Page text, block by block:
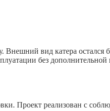
вид катера остался
без
Проект реализован с